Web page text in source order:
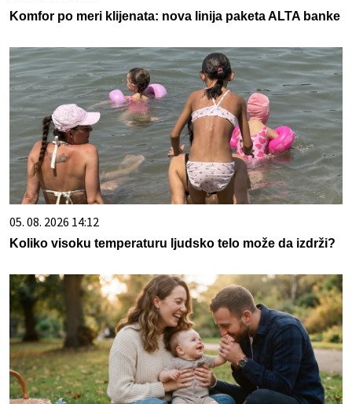
Komfor po meri klijenata: nova linija paketa ALTA banke
05. 08. 2026 14:12
Koliko visoku temperaturu ljudsko telo može da izdrži?